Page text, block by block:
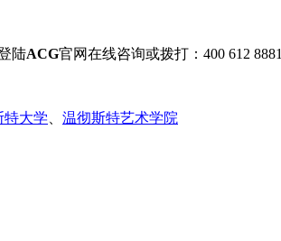
陆ACG官网在线咨询或拨打：400 612 8881
特大学 温彻斯特艺术学院